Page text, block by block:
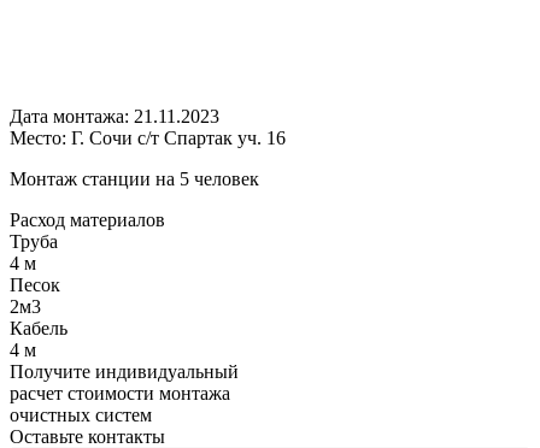
Дата монтажа: 21.11.2023
Место: Г. Сочи с/т Спартак уч. 16
Монтаж станции на 5 человек
Расход материалов
Труба
4 м
Песок
2м3
Кабель
4 м
Получите индивидуальный
расчет стоимости монтажа
очистных систем
Оставьте контакты